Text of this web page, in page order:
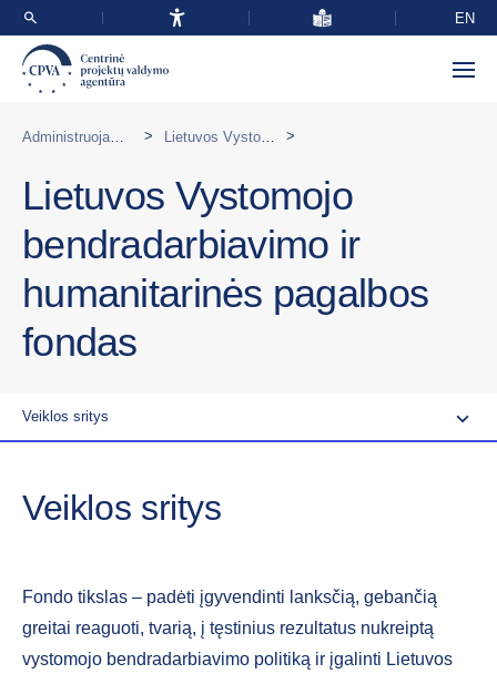
EN
> >
Lietuvos Vystomojo
bendradarbiavimo ir
humanitarinės pagalbos
fondas
Veiklos sritys
Veiklos sritys
Fondo tikslas – padėti įgyvendinti lanksčią, gebančią
greitai reaguoti, tvarią, į tęstinius rezultatus nukreiptą
vystomojo bendradarbiavimo politiką ir įgalinti Lietuvos